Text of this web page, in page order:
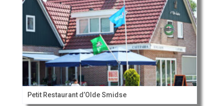
Petit Restaurant d’Olde Smidse